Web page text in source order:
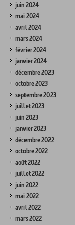
juin 2024
mai 2024
avril 2024
mars 2024
février 2024
janvier 2024
décembre 2023
octobre 2023
septembre 2023
juillet 2023
juin 2023
janvier 2023
décembre 2022
octobre 2022
août 2022
juillet 2022
juin 2022
mai 2022
avril 2022
mars 2022